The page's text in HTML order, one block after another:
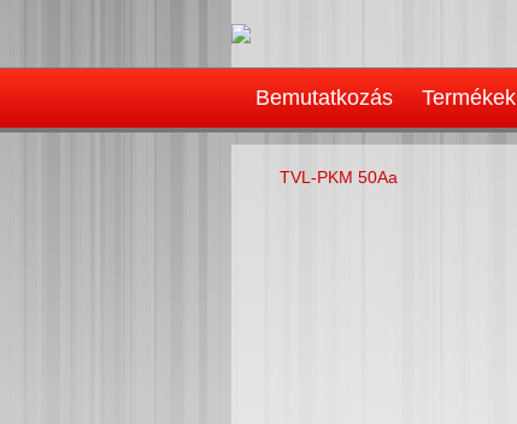
Bemutatkozás Termékek
TVL-PKM 50Aa